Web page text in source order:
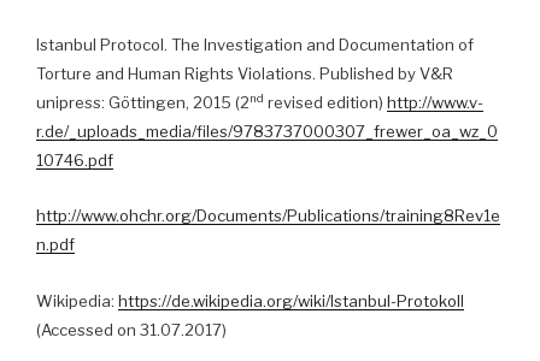
Istanbul Protocol. The Investigation and Documentation of
Torture and Human Rights Violations. Published by V&R
unipress: Göttingen, 2015 (2nd revised edition) http://www.v-
r.de/_uploads_media/files/9783737000307_frewer_oa_wz_0
10746.pdf
http://www.ohchr.org/Documents/Publications/training8Rev1e
n.pdf
Wikipedia: https://de.wikipedia.org/wiki/Istanbul-Protokoll
(Accessed on 31.07.2017)